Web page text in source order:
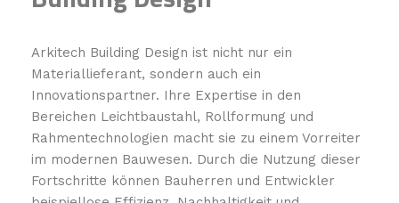
Arkitech Building Design ist nicht nur ein
Materiallieferant, sondern auch ein
Innovationspartner. Ihre Expertise in den
Bereichen Leichtbaustahl, Rollformung und
Rahmentechnologien macht sie zu einem Vorreiter
im modernen Bauwesen. Durch die Nutzung dieser
Fortschritte können Bauherren und Entwickler